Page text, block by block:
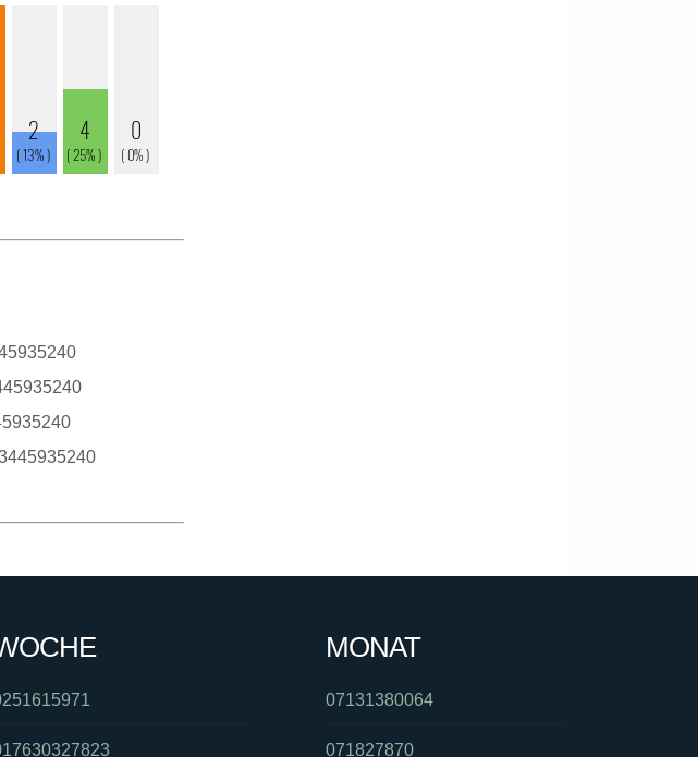
MONAT
07131380064
071827870